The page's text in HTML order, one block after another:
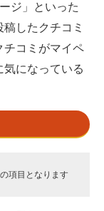
ジ」といった
したクチコミ
チコミがマイペ
になっている
項目となります